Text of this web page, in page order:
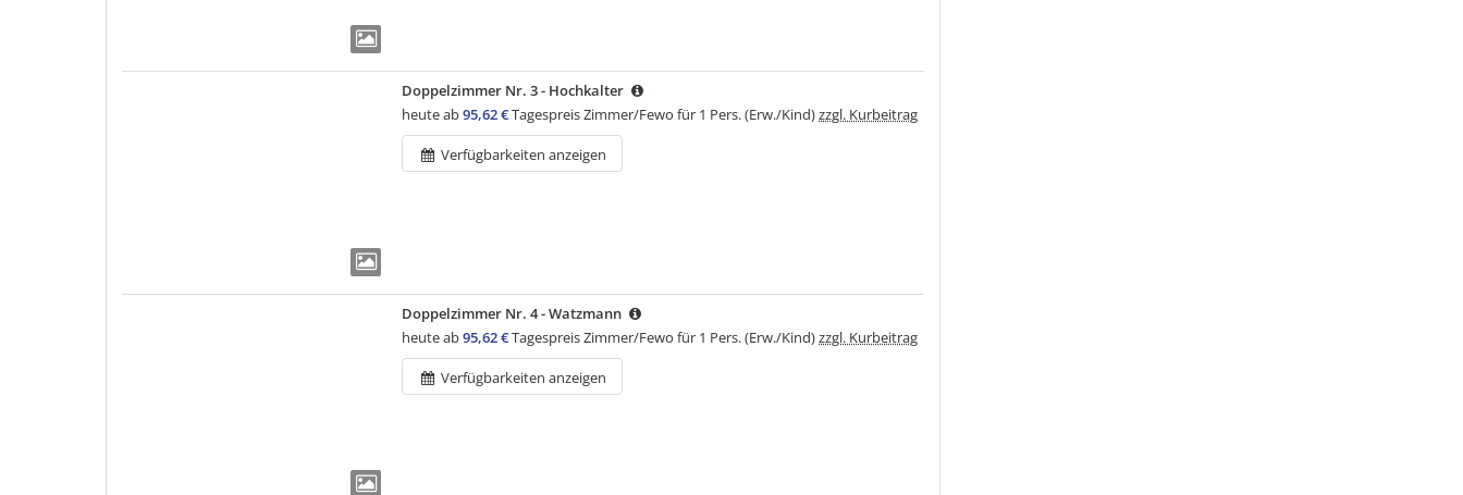
Doppelzimmer Nr. 3 - Hochkalter
heute ab95,62 €Tagespreis Zimmer/Fewo für 1 Pers. (Erw./Kind)zzgl. Kurbeitrag
Verfügbarkeiten anzeigen
Doppelzimmer Nr. 4 - Watzmann
heute ab95,62 €Tagespreis Zimmer/Fewo für 1 Pers. (Erw./Kind)zzgl. Kurbeitrag
Verfügbarkeiten anzeigen